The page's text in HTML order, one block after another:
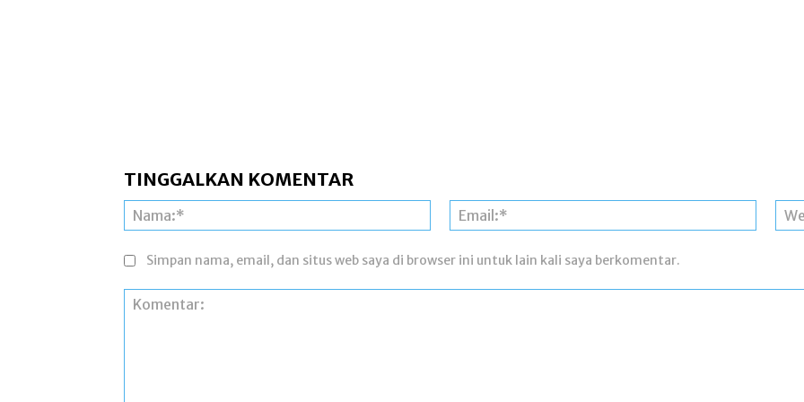
TINGGALKAN KOMENTAR
Nama:* Email:*
Simpan nama, email, dan situs web saya di browser ini untuk lain kali saya berkomentar.